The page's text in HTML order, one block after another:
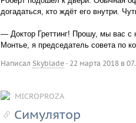
догадаться, кто ждёт его внутри.
— Доктор Греттинг! Прошу, мы вас
Монтье, я председатель совета по
Написал Skyblade· 22 марта 2018 в
MICROPROZA
Симулятор